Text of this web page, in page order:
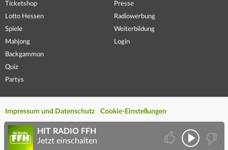
Ticketshop
Lotto Hessen
Spiele
Mahjong
Backgammon
Quiz
Partys
Presse
Radiowerbung
Weiterbildung
Login
Impressum und Datenschutz Cookie-Einstellungen
HIT RADIO FFH
Jetzt einschalten